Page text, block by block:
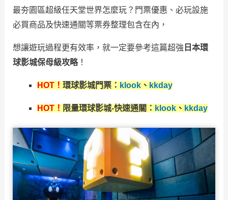
最夯園區超級任天堂世界怎麼玩？門票優惠、必玩設施
必買商品及快速通關等票券整理包含在內，
想讓遊玩過程更有效率，就一定要參考這篇超強 日本環
球影城保母級攻略！
HOT！ 環球影城門票： klook、 kkday
HOT！ 限量環球影城-快速通關： klook、 kkday